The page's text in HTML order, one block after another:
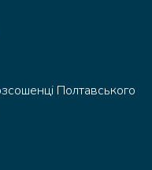
Полтавського